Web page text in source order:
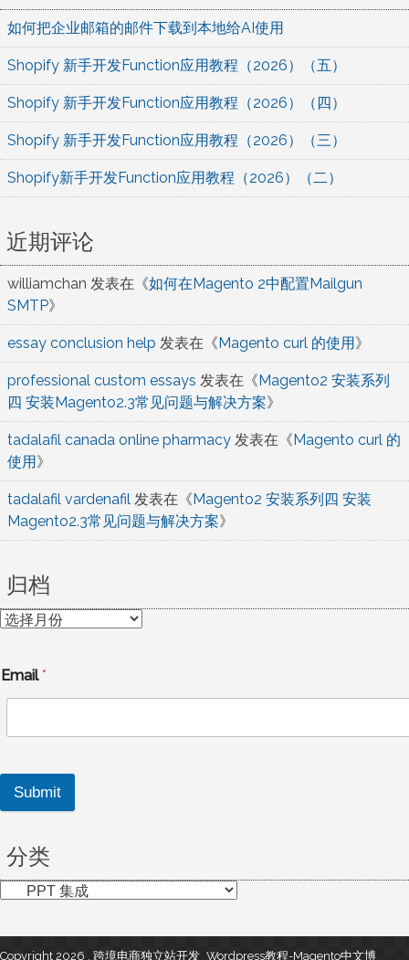
如何把企业邮箱的邮件下载到本地给AI使用
Shopify 新手开发Function应用教程（2026）（五）
Shopify 新手开发Function应用教程（2026）（四）
Shopify 新手开发Function应用教程（2026）（三）
Shopify新手开发Function应用教程（2026）（二）
近期评论
williamchan 发表在《如何在Magento 2中配置Mailgun
SMTP》
essay conclusion help 发表在《Magento curl 的使用》
professional custom essays 发表在《Magento2 安装系列
四 安装Magento2.3常见问题与解决方案》
tadalafil canada online pharmacy 发表在《Magento curl 的
使用》
tadalafil vardenafil 发表在《Magento2 安装系列四 安装
Magento2.3常见问题与解决方案》
归档
归
Email*
Submit
分类
Copyright 2026 , 跨境电商独立站开发_Wordpress教程-Magento中文博